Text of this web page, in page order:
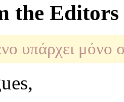
the Editors
υπάρχει μόνο